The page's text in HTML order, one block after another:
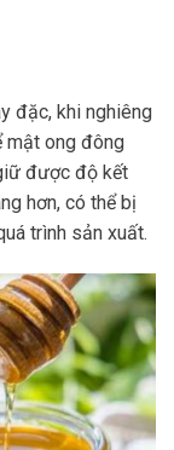
đặc, khi nghiêng
mật ong đông
được độ kết
hơn, có thể bị
trình sản xuất​.